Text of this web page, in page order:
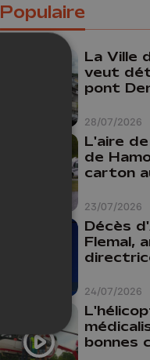
Populaire
28/07/2026
La Ville
veut
pont
budget
faire
23/07/2026
L'aire
de
carton
24/07/2026
Décès
Flemal,
bonnes